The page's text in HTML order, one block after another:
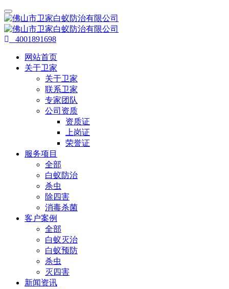
4001891698
网站首页
关于卫家
关于卫家
联系卫家
专家团队
公司资质
资质证
上岗证
荣誉证
服务项目
全部
白蚁防治
杀虫
除四害
消毒杀菌
客户案例
全部
白蚁灭治
白蚁预防
杀虫
灭四害
新闻资讯